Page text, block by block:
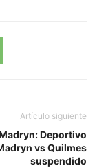
Artículo siguiente
Deportivo
vs Quilmes
suspendido